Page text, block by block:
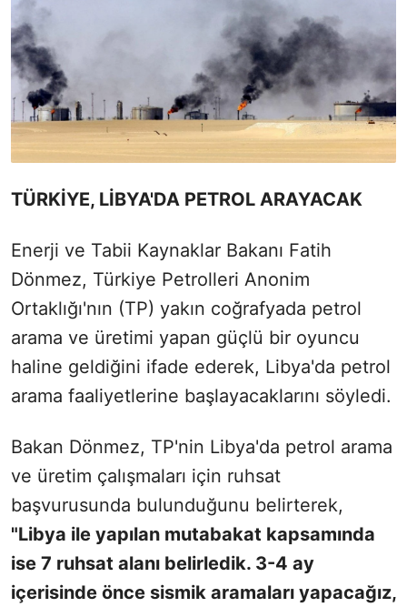
TÜRKİYE, LİBYA'DA PETROL ARAYACAK
Enerji ve Tabii Kaynaklar Bakanı Fatih
Dönmez, Türkiye Petrolleri Anonim
Ortaklığı'nın (TP) yakın coğrafyada petrol
arama ve üretimi yapan güçlü bir oyuncu
haline geldiğini ifade ederek, Libya'da petrol
arama faaliyetlerine başlayacaklarını söyledi.
Bakan Dönmez, TP'nin Libya'da petrol arama
ve üretim çalışmaları için ruhsat
başvurusunda bulunduğunu belirterek,
"Libya ile yapılan mutabakat kapsamında
ise 7 ruhsat alanı belirledik. 3-4 ay
içerisinde önce sismik aramaları yapacağız,